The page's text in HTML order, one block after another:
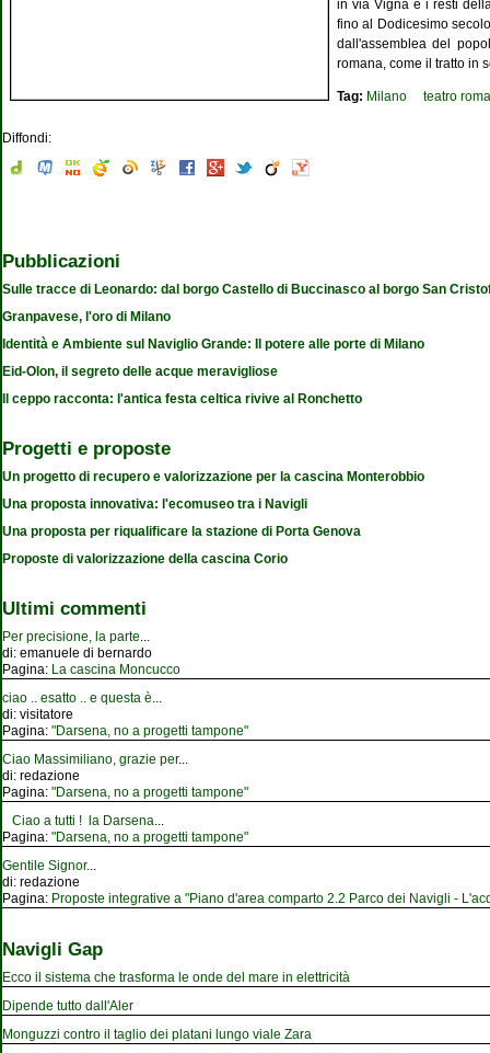
in via Vigna e i resti
fino al Dodicesimo
dall'assemblea del
romana, come il tratto in
Tag: Milano teatro
Diffondi:
Pubblicazioni
Sulle tracce di Leonardo: dal borgo Castello di Buccinasco al borgo San
Granpavese, l'oro di Milano
Identità e Ambiente sul Naviglio Grande: Il potere alle porte di Milano
Eid-Olon, il segreto delle acque meravigliose
Il ceppo racconta: l'antica festa celtica rivive al Ronchetto
Progetti e proposte
Un progetto di recupero e valorizzazione per la cascina Monterobbio
Una proposta innovativa: l'ecomuseo tra i Navigli
Una proposta per riqualificare la stazione di Porta Genova
Proposte di valorizzazione della cascina Corio
Ultimi commenti
Per precisione, la parte
di: emanuele di bernardo
Pagina: La cascina Moncucco
ciao .. esatto .. e questa è
di: visitatore
Pagina: "Darsena, no a progetti tampone"
Ciao Massimiliano, grazie per...
di: redazione
Pagina: "Darsena, no a progetti tampone"
Ciao a tutti ! la Darsena
Pagina: "Darsena, no a progetti tampone"
Gentile Signor...
di: redazione
Pagina: Proposte integrative a "Piano d'area comparto 2.2 Parco dei Navigli -
Navigli Gap
Ecco il sistema che trasforma le onde del mare in elettricità
Dipende tutto dall'Aler
Monguzzi contro il taglio dei platani lungo viale Zara